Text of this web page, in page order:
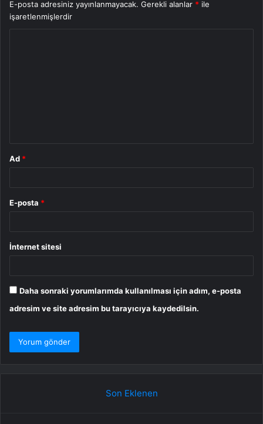
E-posta adresiniz yayınlanmayacak. Gerekli alanlar * ile
işaretlenmişlerdir
Ad *
E-posta *
İnternet sitesi
Daha sonraki yorumlarımda kullanılması için adım, e-posta
adresim ve site adresim bu tarayıcıya kaydedilsin.
Son Eklenen